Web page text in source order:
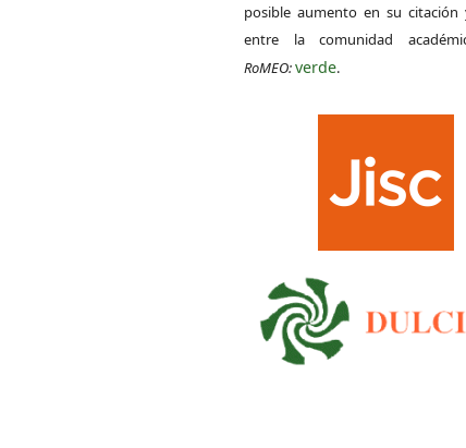
posible aumento en su citación
entre la comunidad
RoMEO:verde.